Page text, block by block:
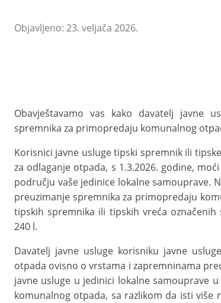
Objavljeno: 23. veljača 2026.
Obavještavamo vas kako davatelj javne
spremnika za primopredaju komunalnog
Korisnici javne usluge tipski spremnik ili
za odlaganje otpada, s 1.3.2026. godine,
području vaše jedinice lokalne samouprave.
preuzimanje spremnika za primopredaju
tipskih spremnika ili tipskih vreća
240 l.
Davatelj javne usluge korisniku javne
otpada ovisno o vrstama i zapremninama
javne usluge u jedinici lokalne samouprave
komunalnog otpada, sa razlikom da isti